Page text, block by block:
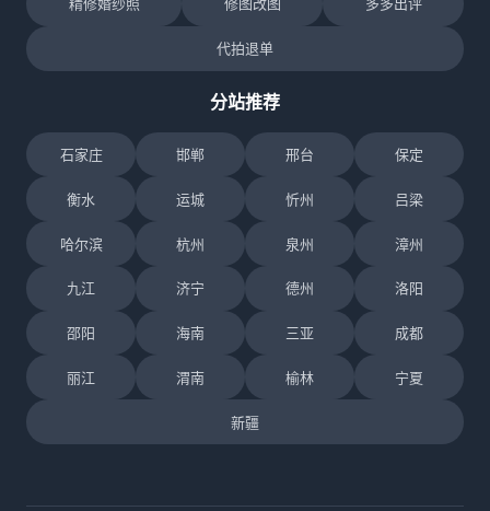
精修婚纱照 修图改图 多多出评
代拍退单
分站推荐
石家庄 邯郸 邢台 保定
衡水 运城 忻州 吕梁
哈尔滨 杭州 泉州 漳州
九江 济宁 德州 洛阳
邵阳 海南 三亚 成都
丽江 渭南 榆林 宁夏
新疆